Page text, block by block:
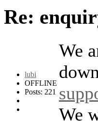
Re:
lubi
OFFLINE
Posts: 221
We
We